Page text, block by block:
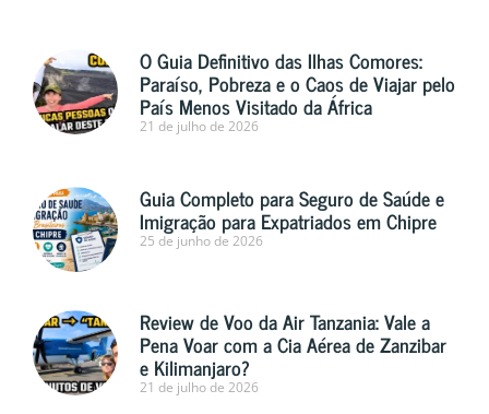
O Guia Definitivo das Ilhas Comores:
Paraíso, Pobreza e o Caos de Viajar pelo
País Menos Visitado da África
21 de julho de 2026
Guia Completo para Seguro de Saúde e
Imigração para Expatriados em Chipre
25 de junho de 2026
Review de Voo da Air Tanzania: Vale a
Pena Voar com a Cia Aérea de Zanzibar
e Kilimanjaro?
21 de julho de 2026